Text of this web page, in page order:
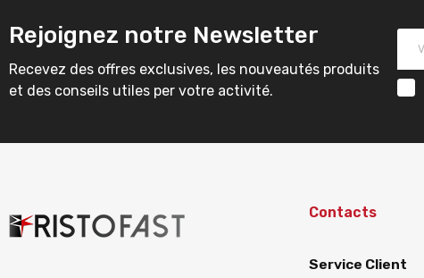
Rejoignez notre Newsletter
Recevez des offres exclusives, les nouveautés produits
et des conseils utiles per votre activité.
Contacts
Service Client